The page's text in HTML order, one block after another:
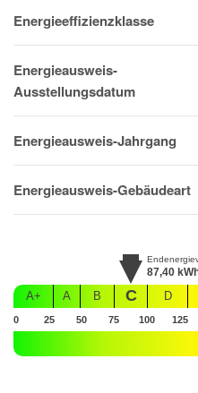
Energieeffizienzklasse
Energieausweis-
Ausstellungsdatum
Energieausweis-Jahrgang
Energieausweis-Gebäudeart
87,40
A+
A B C D
0 25 50 75 100 125